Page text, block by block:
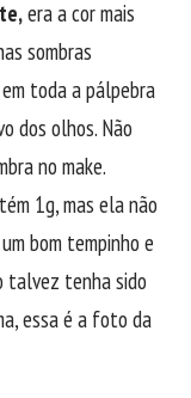
era a cor mais
sombras
toda a pálpebra
dos olhos. Não
no make.
1g, mas ela não
bom tempinho e
talvez tenha sido
essa é a foto da